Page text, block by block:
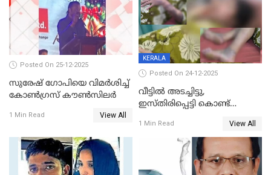
Posted On 25-12-2025
സുരേഷ് ഗോപിയെ വിമര്‍ശിച്ച്
കോണ്‍ഗ്രസ് കൗണ്‍സിലര്‍
1 Min Read View All
KERALA
Posted On 24-12-2025
വീട്ടിൽ അടച്ചിട്ടു,
ഇസ്തിരിപ്പെട്ടി കൊണ്ട്
ഗർഭിണിയായ യുവതിക്ക് ക്രൂര
1 Min Read View All